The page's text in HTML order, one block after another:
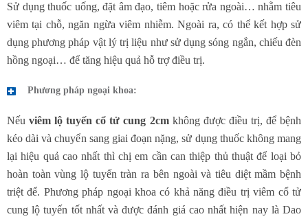
Sử dụng thuốc uống, đặt âm đạo, tiêm hoặc rửa ngoài… nhằm tiêu
viêm tại chỗ, ngăn ngừa viêm nhiễm. Ngoài ra, có thể kết hợp sử
dụng phương pháp vật lý trị liệu như sử dụng sóng ngắn, chiếu đèn
hồng ngoại… để tăng hiệu quả hỗ trợ điều trị.
Phương pháp ngoại khoa:
Nếuviêm lộ tuyến cổ tử cung 2cmkhông được điều trị, để bệnh
kéo dài và chuyển sang giai đoạn nặng, sử dụng thuốc không mang
lại hiệu quả cao nhất thì chị em cần can thiệp thủ thuật để loại bỏ
hoàn toàn vùng lộ tuyến tràn ra bên ngoài và tiêu diệt mầm bệnh
triệt để. Phương pháp ngoại khoa có khả năng điều trị viêm cổ tử
cung lộ tuyến tốt nhất và được đánh giá cao nhất hiện nay là Dao